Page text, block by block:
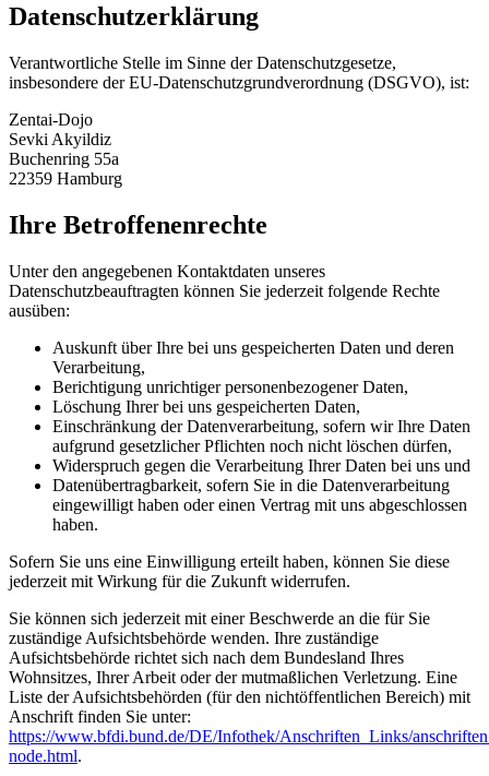
Datenschutzerklärung
Verantwortliche Stelle im Sinne der Datenschutzgesetze,
insbesondere der EU-Datenschutzgrundverordnung (DSGVO), ist:
Zentai-Dojo
Sevki Akyildiz
Buchenring 55a
22359 Hamburg
Ihre Betroffenenrechte
Unter den angegebenen Kontaktdaten unseres
Datenschutzbeauftragten können Sie jederzeit folgende Rechte
ausüben:
Auskunft über Ihre bei uns gespeicherten Daten und deren
Verarbeitung,
Berichtigung unrichtiger personenbezogener Daten,
Löschung Ihrer bei uns gespeicherten Daten,
Einschränkung der Datenverarbeitung, sofern wir Ihre Daten
aufgrund gesetzlicher Pflichten noch nicht löschen dürfen,
Widerspruch gegen die Verarbeitung Ihrer Daten bei uns und
Datenübertragbarkeit, sofern Sie in die Datenverarbeitung
eingewilligt haben oder einen Vertrag mit uns abgeschlossen
haben.
Sofern Sie uns eine Einwilligung erteilt haben, können Sie diese
jederzeit mit Wirkung für die Zukunft widerrufen.
Sie können sich jederzeit mit einer Beschwerde an die für Sie
zuständige Aufsichtsbehörde wenden. Ihre zuständige
Aufsichtsbehörde richtet sich nach dem Bundesland Ihres
Wohnsitzes, Ihrer Arbeit oder der mutmaßlichen Verletzung. Eine
Liste der Aufsichtsbehörden (für den nichtöffentlichen Bereich) mit
Anschrift finden Sie unter:
https://www.bfdi.bund.de/DE/Infothek/Anschriften_Links/
node.html.